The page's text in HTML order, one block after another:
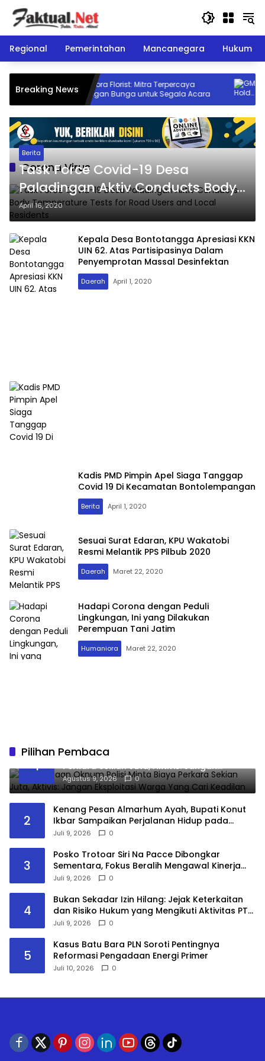
Langsung
konten
Regional
Pemerintahan Mancanegara Hukum
Breaking NewsBloomora Florist: Mitra Terpercaya
Karangan Bunga untuk Segala Acara
GM
Corona Virus
Berita
Task Force Covid-19 Desa
Paladingan Aktiv Conducts Body
Temperature Tests for Road Users
and Local Residents
April 16, 2020
Kepala Desa Bontotangga Apresiasi KKN
UIN 62. Atas Partisipasinya Dalam
Penyemprotan Massal Desinfektan
Daerah April 1, 2020
Kadis PMD Pimpin Apel Siaga Tanggap
Covid 19 Di Kecamatan Bontolempangan
Berita April 1, 2020
Sesuai Surat Edaran, KPU Wakatobi
Resmi Melantik PPS Pilbub 2020
Daerah Maret 22, 2020
Hadapi Corona dengan Peduli
Lingkungan, Ini yang Dilakukan
Perempuan Tani Jatim
Humaniora Maret 22, 2020
Pilihan Pembaca
1
Viral Dugaan Oknum Polisi Minta Biaya
Perkara Sekian Juta, Aktivis: Jangan
Eksploitasi Warga Yang Cari Keadilan
Agustus 9, 2026 0
2
Kenang Pesan Almarhum Ayah, Bupati Konut
Ikbar Sampaikan Perjalanan Hidup pada
Sidang Promosi Doktor
Juli 9, 2026 0
3
Posko Trotoar Siri Na Pacce Dibongkar
Sementara, Fokus Beralih Mengawal Kinerja
Pansus DPRD Gowa
Juli 9, 2026 0
4
Bukan Sekadar Izin Hilang: Jejak Keterkaitan
dan Risiko Hukum yang Mengikuti Aktivitas PT
Kapuas Maju Jaya
Juli 9, 2026 0
5
Kasus Batu Bara PLN Soroti Pentingnya
Reformasi Pengadaan Energi Primer
Juli 10, 2026 0